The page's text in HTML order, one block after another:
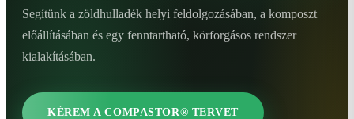
Segítünk a zöldhulladék helyi feldolgozásában, a komposzt
előállításában és egy fenntartható, körforgásos rendszer
kialakításában.
KÉREM A COMPASTOR® TERVET